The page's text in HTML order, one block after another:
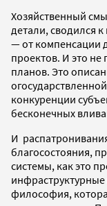
Хозяйственный
детали, сводился
— от компенсации
проектов. И это не
планов. Это
конкуренции
бесконечных
И
благосостояния,
системы, как это
философия,